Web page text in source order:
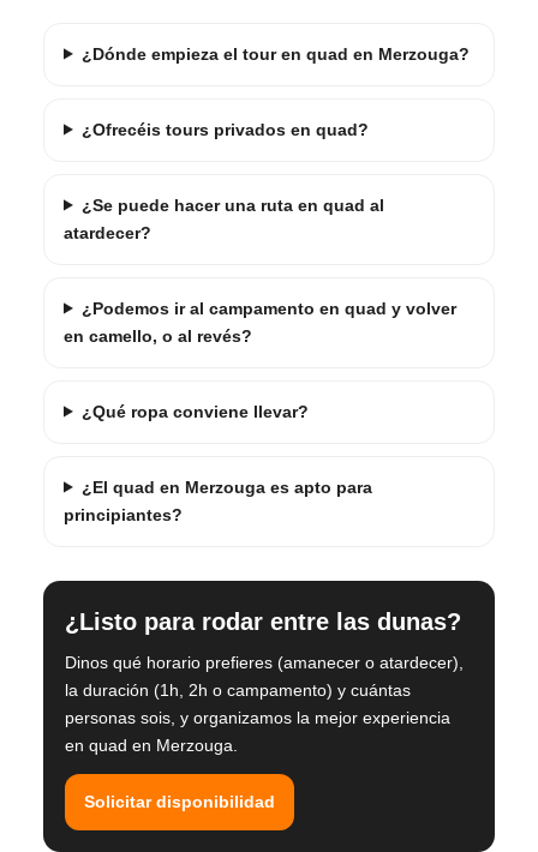
¿Dónde empieza el tour en quad en Merzouga?
¿Ofrecéis tours privados en quad?
¿Se puede hacer una ruta en quad al
atardecer?
¿Podemos ir al campamento en quad y volver
en camello, o al revés?
¿Qué ropa conviene llevar?
¿El quad en Merzouga es apto para
principiantes?
¿Listo para rodar entre las dunas?
Dinos qué horario prefieres (amanecer o atardecer),
la duración (1h, 2h o campamento) y cuántas
personas sois, y organizamos la mejor experiencia
en quad en Merzouga.
Solicitar disponibilidad